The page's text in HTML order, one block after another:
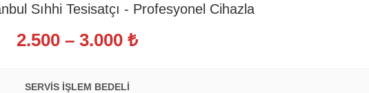
Sıhhi Tesisatçı - Profesyonel Cihazla
2.500 – 3.000 ₺
SERVIS İŞLEM BEDELI